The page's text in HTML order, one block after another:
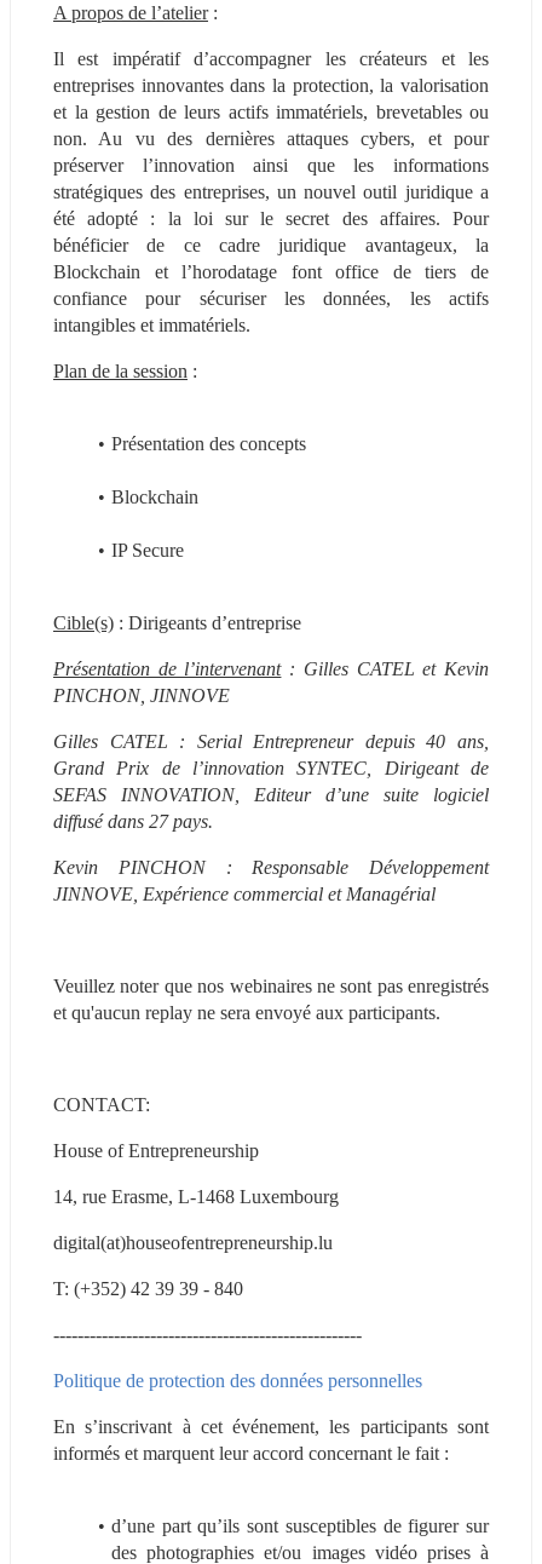
A propos de l’atelier :
Il est impératif d’accompagner les créateurs et les
entreprises innovantes dans la protection, la valorisation
et la gestion de leurs actifs immatériels, brevetables ou
non. Au vu des dernières attaques cybers, et pour
préserver l’innovation ainsi que les informations
stratégiques des entreprises, un nouvel outil juridique a
été adopté : la loi sur le secret des affaires. Pour
bénéficier de ce cadre juridique avantageux, la
Blockchain et l’horodatage font office de tiers de
confiance pour sécuriser les données, les actifs
intangibles et immatériels.
Plan de la session :
Présentation des concepts
Blockchain
IP Secure
Cible(s) : Dirigeants d’entreprise
Présentation de l’intervenant : Gilles CATEL et Kevin
PINCHON, JINNOVE
Gilles CATEL : Serial Entrepreneur depuis 40 ans,
Grand Prix de l’innovation SYNTEC, Dirigeant de
SEFAS INNOVATION, Editeur d’une suite logiciel
diffusé dans 27 pays.
Kevin PINCHON : Responsable Développement
JINNOVE, Expérience commercial et Managérial
Veuillez noter que nos webinaires ne sont pas enregistrés
et qu'aucun replay ne sera envoyé aux participants.
CONTACT:
House of Entrepreneurship
14, rue Erasme, L-1468 Luxembourg
digital(at)houseofentrepreneurship.lu
T: (+352) 42 39 39 - 840
---------------------------------------------------
Politique de protection des données personnelles
En s’inscrivant à cet événement, les participants sont
informés et marquent leur accord concernant le fait :
d’une part qu’ils sont susceptibles de figurer sur
des photographies et/ou images vidéo prises à